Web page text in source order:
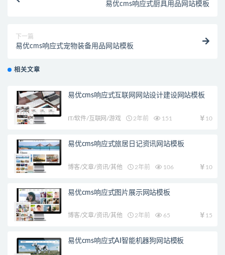
易优cms响应式厨具用品网站模板
下一篇
易优cms响应式宠物装备用品网站模板
相关文章
易优cms响应式互联网网站设计建设网站模板
IT/软件/互联网/游戏 2年前 151 10
易优cms响应式旅居日记资讯网站模板
博客/文章/资讯/其他 2年前 106 10
易优cms响应式图片展示网站模板
博客/文章/资讯/其他 2年前 65 15
易优cms响应式AI智能机器狗网站模板